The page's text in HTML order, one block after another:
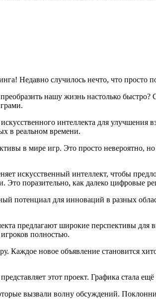
Недавно случилось нечто, что просто
нашу жизнь настолько
интеллекта для улучшения
в реальном времени.
в мире игр. Это просто невероятно,
искусственный интеллект, чтобы
Это поразительно, как далеко цифровые
потенциал для инноваций в разных
предлагают широкие перспективы
полностью.
Каждое новое объявление становится
этот проект. Графика стала
вызвали волну обсуждений.